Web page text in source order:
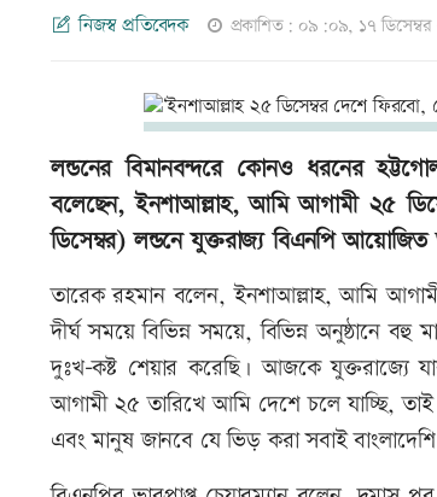
নিজস্ব প্রতিবেদক প্রকাশিত: ০৯:০৯, ১৭
লন্ডনের বিমানবন্দরে কোনও ধরনের
বলেছেন, ইনশাআল্লাহ, আমি আগামী ২৫
ডিসেম্বর) লন্ডনে যুক্তরাজ্য বিএনপি
তারেক রহমান বলেন, ইনশাআল্লাহ, আমি
দীর্ঘ সময়ে বিভিন্ন সময়ে, বিভিন্ন অনুষ্ঠানে
দুঃখ-কষ্ট শেয়ার করেছি। আজকে যুক্তরাজ্যে
আগামী ২৫ তারিখে আমি দেশে চলে যাচ্ছি,
এবং মানুষ জানবে যে ভিড় করা সবাই